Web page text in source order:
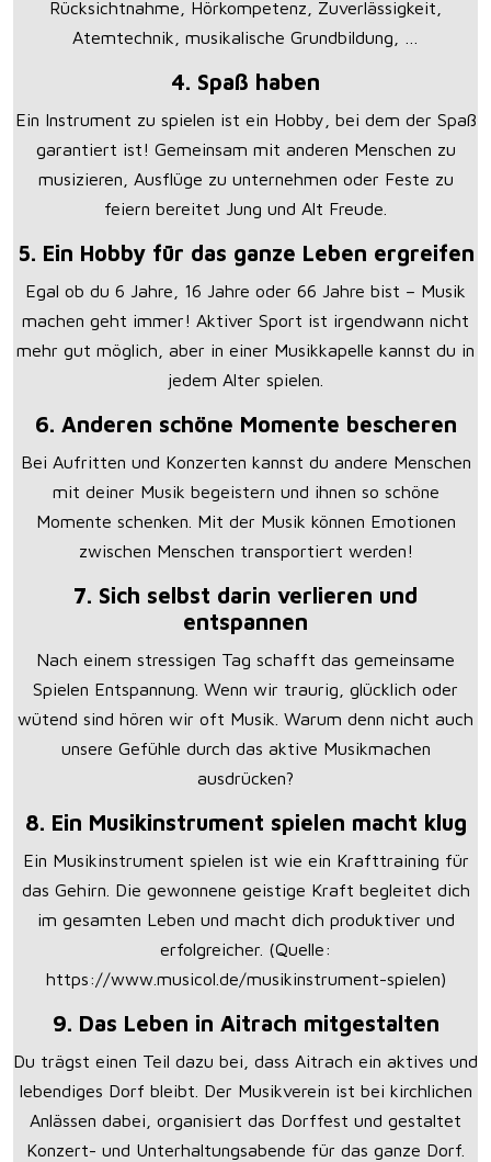
Rücksichtnahme, Hörkompetenz, Zuverlässigkeit,
Atemtechnik, musikalische Grundbildung, …
4. Spaß haben
Ein Instrument zu spielen ist ein Hobby, bei dem der Spaß
garantiert ist! Gemeinsam mit anderen Menschen zu
musizieren, Ausflüge zu unternehmen oder Feste zu
feiern bereitet Jung und Alt Freude.
5. Ein Hobby für das ganze Leben ergreifen
Egal ob du 6 Jahre, 16 Jahre oder 66 Jahre bist – Musik
machen geht immer! Aktiver Sport ist irgendwann nicht
mehr gut möglich, aber in einer Musikkapelle kannst du in
jedem Alter spielen.
6. Anderen schöne Momente bescheren
Bei Aufritten und Konzerten kannst du andere Menschen
mit deiner Musik begeistern und ihnen so schöne
Momente schenken. Mit der Musik können Emotionen
zwischen Menschen transportiert werden!
7. Sich selbst darin verlieren und
entspannen
Nach einem stressigen Tag schafft das gemeinsame
Spielen Entspannung. Wenn wir traurig, glücklich oder
wütend sind hören wir oft Musik. Warum denn nicht auch
unsere Gefühle durch das aktive Musikmachen
ausdrücken?
8. Ein Musikinstrument spielen macht klug
Ein Musikinstrument spielen ist wie ein Krafttraining für
das Gehirn. Die gewonnene geistige Kraft begleitet dich
im gesamten Leben und macht dich produktiver und
erfolgreicher. (Quelle:
https://www.musicol.de/musikinstrument-spielen)
9. Das Leben in Aitrach mitgestalten
Du trägst einen Teil dazu bei, dass Aitrach ein aktives und
lebendiges Dorf bleibt. Der Musikverein ist bei kirchlichen
Anlässen dabei, organisiert das Dorffest und gestaltet
Konzert- und Unterhaltungsabende für das ganze Dorf.